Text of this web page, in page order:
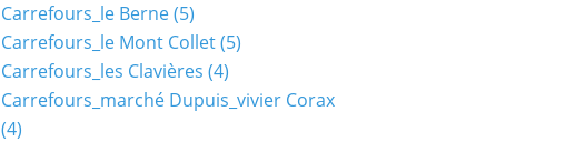
Carrefours_le Berne(5)
Carrefours_le Mont Collet(5)
Carrefours_les Clavières (4)
Carrefours_marché Dupuis_vivier Corax
(4)